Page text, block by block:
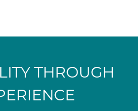
THROUGH